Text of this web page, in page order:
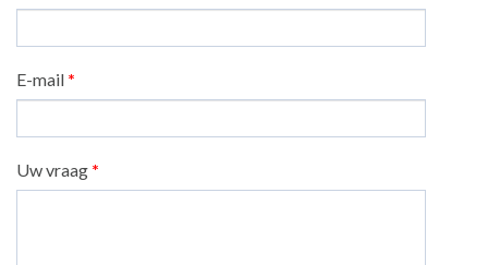
E-mail *
Uw vraag *